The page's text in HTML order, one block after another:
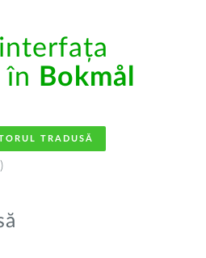
în Bokmål
TRADUSĂ
)